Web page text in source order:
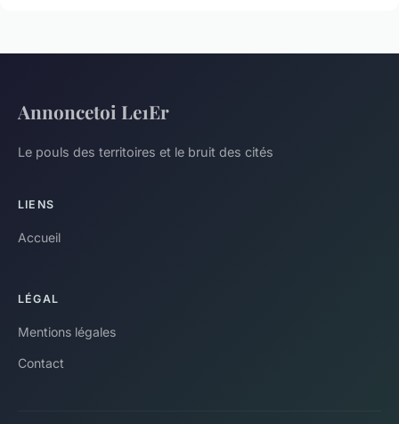
Annoncetoi Le1Er
Le pouls des territoires et le bruit des cités
LIENS
Accueil
LÉGAL
Mentions légales
Contact